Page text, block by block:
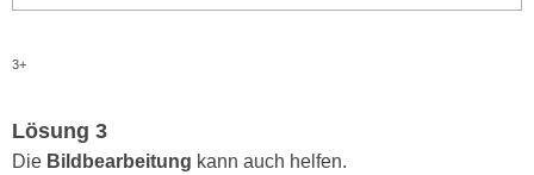
3+
Lösung 3
Die Bildbearbeitung kann auch helfen.